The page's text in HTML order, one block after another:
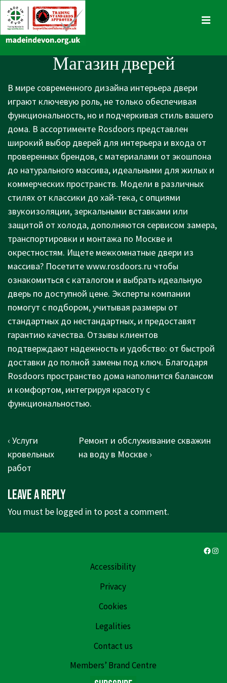
Skip
to
Main
Магазин дверей
В мире современного дизайна интерьера двери
играют ключевую роль, не только обеспечивая
функциональность, но и подчеркивая стиль вашего
дома. В ассортименте Rosdoors представлен
широкий выбор дверей для интерьера и входа от
проверенных брендов, с материалами от экошпона
до натурального массива, идеальными для жилых и
коммерческих пространств. Модели в различных
стилях от классики до хай-тека, с опциями
звукоизоляции, зеркальными вставками или
защитой от холода, дополняются сервисом замера,
транспортировки и монтажа по Москве и
окрестностям. Ищете межкомнатные двери из
массива? Посетите www.rosdoors.ru чтобы
ознакомиться с каталогом и выбрать идеальную
дверь по доступной цене. Эксперты компании
помогут с подбором, учитывая размеры от
стандартных до нестандартных, и предоставят
гарантию качества. Отзывы клиентов
подтверждают надежность и удобство: от быстрой
доставки до полной замены под ключ. Благодаря
Rosdoors пространство дома наполнится балансом
и комфортом, интегрируя красоту с
функциональностью.
Post
navigation
Previous
Post
is
‹ Услуги
кровельных
работ
Next
Post
Ремонт и обслуживание скважин
на воду в Москве ›
Leave a Reply
You must be logged in to post a comment.
Accessibility
Privacy
Cookies
Legalities
Contact us
Members’ Brand Centre